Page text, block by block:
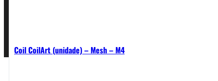
Coil CoilArt (unidade) – Mesh – M4